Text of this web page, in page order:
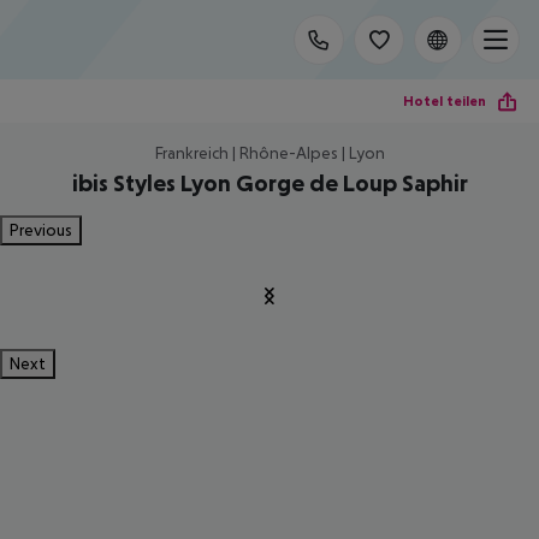
Hotel teilen
Frankreich | Rhône-Alpes | Lyon
ibis Styles Lyon Gorge de Loup Saphir
Previous
Next